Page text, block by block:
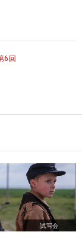
6回
試写会